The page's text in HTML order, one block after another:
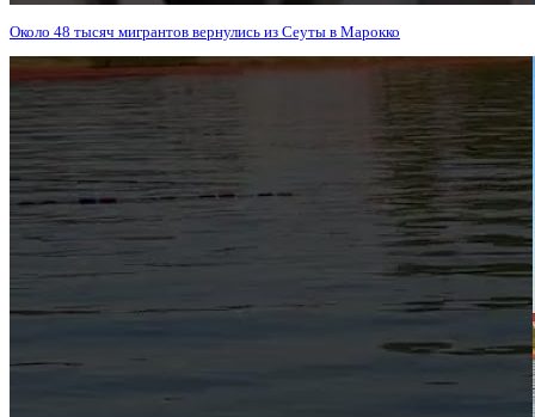
Около 48 тысяч мигрантов вернулись из Сеуты в Марокко